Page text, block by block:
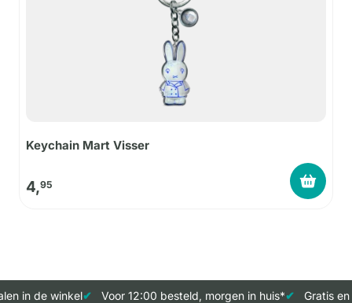
Keychain Mart Visser
4,95
in de winkel Voor 12:00 besteld, morgen in huis* Gratis